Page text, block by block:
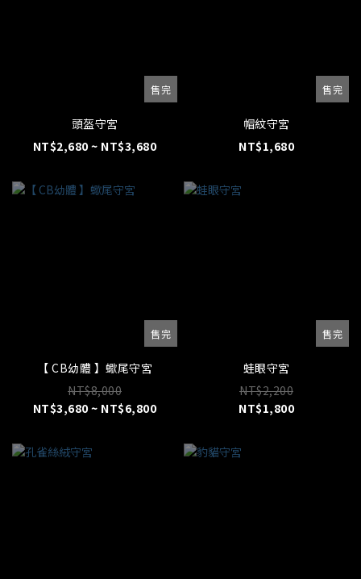
售完
頭盔守宮
NT$2,680 ~ NT$3,680
售完
帽紋守宮
NT$1,680
售完
【 CB幼體 】蠍尾守宮
NT$8,000
NT$3,680 ~ NT$6,800
售完
蛙眼守宮
NT$2,200
NT$1,800